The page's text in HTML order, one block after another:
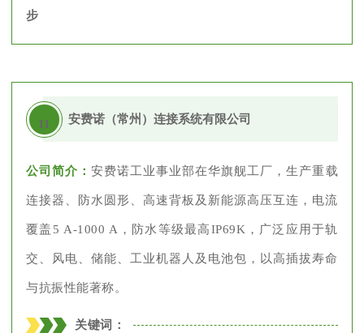
步
11 安费诺（常州）连接系统有限公司
公司简介：安费诺工业事业部在华旗舰工厂，生产重载
连接器、防水圆形、高速背板及新能源高压互连，电流
覆盖5 A-1000 A，防水等级最高IP69K，广泛应用于轨
交、风电、储能、工业机器人及电池包，以高插拔寿命
与抗振性能著称。
关键词：